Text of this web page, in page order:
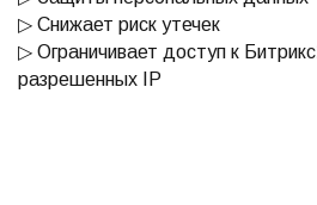
▷ Снижает риск утечек
▷ Ограничивает доступ к
разрешенных IP